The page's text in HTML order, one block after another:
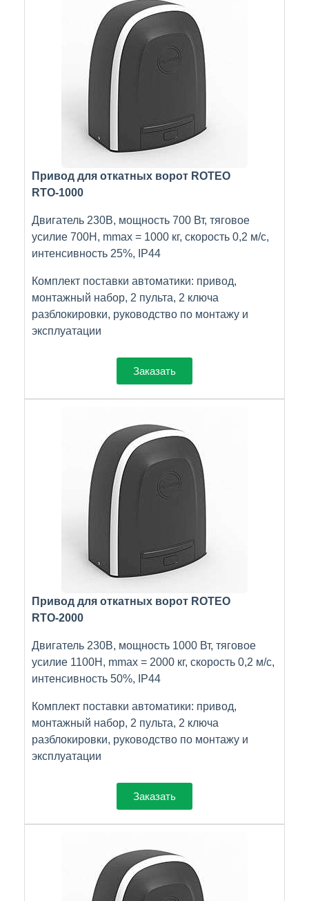
Привод для откатных ворот ROTEO
RTО-1000
Двигатель 230В, мощность 700 Вт, тяговое
усилие 700Н, mmax = 1000 кг, скорость 0,2 м/с,
интенсивность 25%, IP44
Комплект поставки автоматики: привод,
монтажный набор, 2 пульта, 2 ключа
разблокировки, руководство по монтажу и
эксплуатации
Заказать
Привод для откатных ворот ROTEO
RTО-2000
Двигатель 230В, мощность 1000 Вт, тяговое
усилие 1100Н, mmax = 2000 кг, скорость 0,2 м/с,
интенсивность 50%, IP44
Комплект поставки автоматики: привод,
монтажный набор, 2 пульта, 2 ключа
разблокировки, руководство по монтажу и
эксплуатации
Заказать